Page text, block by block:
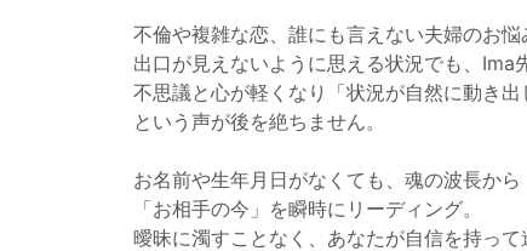
不倫や複雑な恋、誰にも言えない夫婦のお悩
出口が見えないように思える状況でも、Ima
不思議と心が軽くなり「状況が自然に動き出
という声が後を絶ちません。
お名前や生年月日がなくても、魂の波長から
「お相手の今」を瞬時にリーディング。
曖昧に濁すことなく、あなたが自信を持って